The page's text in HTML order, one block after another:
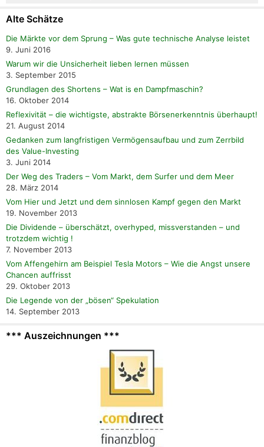
Alte Schätze
Die Märkte vor dem Sprung – Was gute technische Analyse leistet
9. Juni 2016
Warum wir die Unsicherheit lieben lernen müssen
3. September 2015
Grundlagen des Shortens – Wat is en Dampfmaschin?
16. Oktober 2014
Reflexivität – die wichtigste, abstrakte Börsenerkenntnis überhaupt!
21. August 2014
Gedanken zum langfristigen Vermögensaufbau und zum Zerrbild
des Value-Investing
3. Juni 2014
Der Weg des Traders – Vom Markt, dem Surfer und dem Meer
28. März 2014
Vom Hier und Jetzt und dem sinnlosen Kampf gegen den Markt
19. November 2013
Die Dividende – überschätzt, overhyped, missverstanden – und
trotzdem wichtig !
7. November 2013
Vom Affengehirn am Beispiel Tesla Motors – Wie die Angst unsere
Chancen auffrisst
29. Oktober 2013
Die Legende von der „bösen“ Spekulation
14. September 2013
*** Auszeichnungen ***